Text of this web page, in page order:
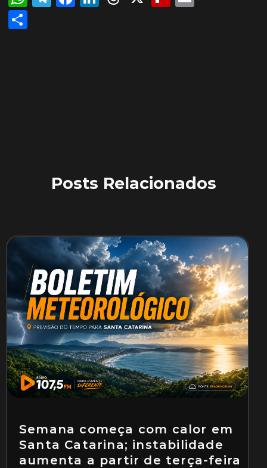
Posts Relacionados
Semana começa com calor em
Santa Catarina; instabilidade
aumenta a partir de terça-feira